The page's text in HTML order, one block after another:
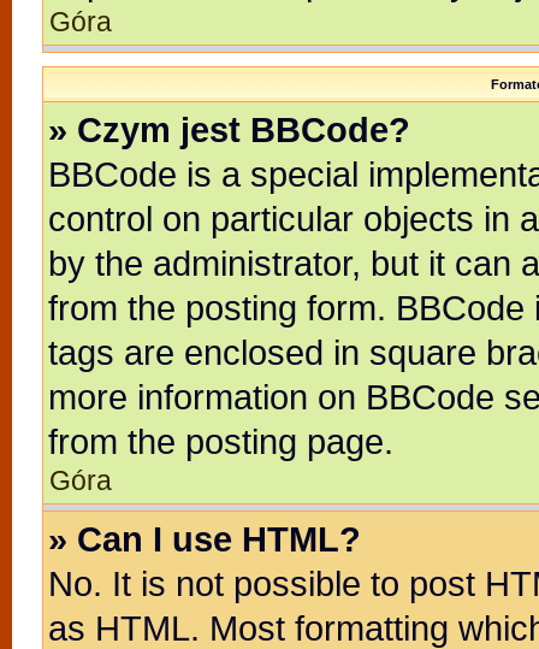
Góra
» Czym jest BBCode?
BBCode is a special
control on particular objects in
by the administrator, but it can
from the posting form.
tags are enclosed in square
more information on BBCode
from the posting page.
Góra
» Can I use HTML?
No. It is not possible to post
as HTML. Most formatting